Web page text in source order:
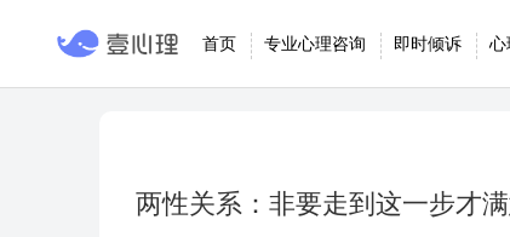
首页 专业心理咨询 即时倾诉 心
两性关系：非要走到这一步才满